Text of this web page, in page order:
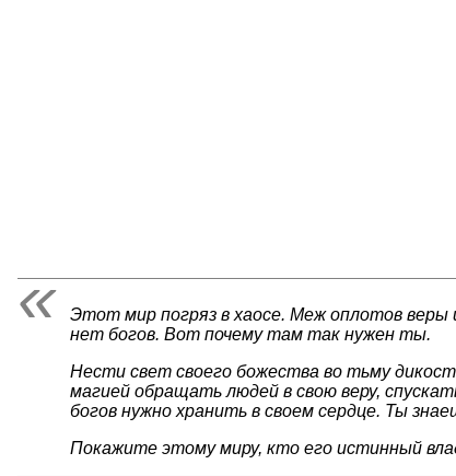
Этот мир погряз в хаосе. Меж оплотов веры
нет богов. Вот почему там так нужен ты.
Нести свет своего божества во тьму
магией обращать людей в свою веру,
богов нужно хранить в своем сердце. Ты
Покажите этому миру, кто его истинный